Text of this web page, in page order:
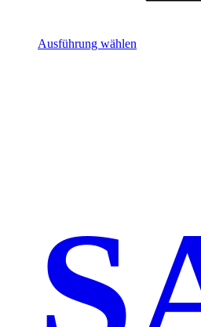
Ausführung wählen